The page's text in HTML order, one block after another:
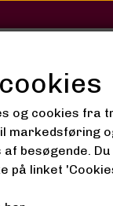
SHOP
White!
og cookies fra
markedsføring
af besøgende.
på linket